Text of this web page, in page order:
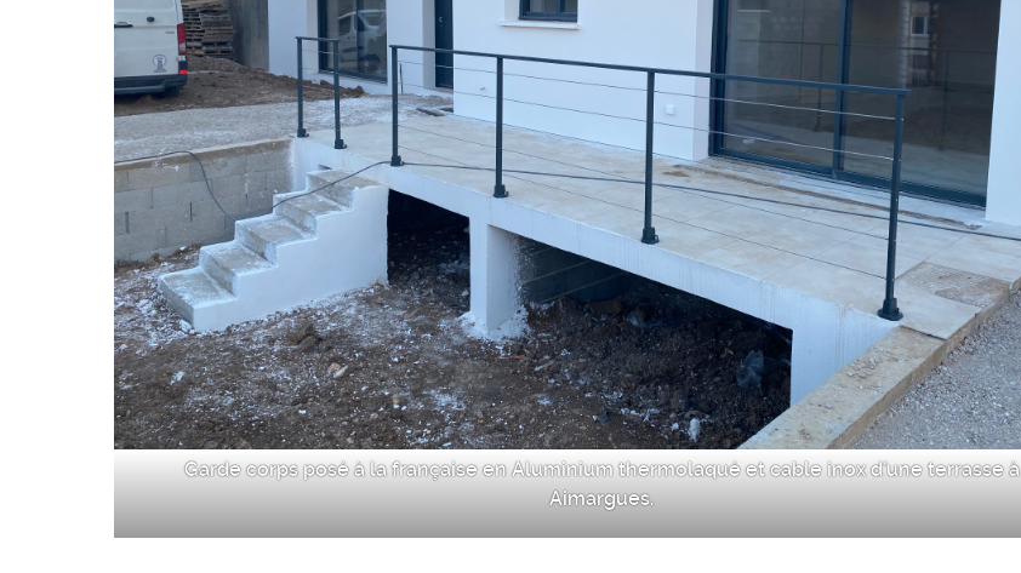
Garde corps posé à la française en Aluminium thermolaqué et cable inox d’une terrasse à
Aimargues.